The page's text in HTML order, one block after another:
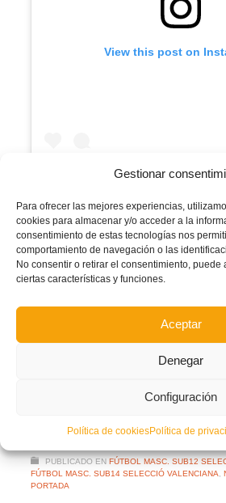
Gestionar
Para ofrecer las mejores experiencias,
cookies para almacenar y/o acceder a la
consentimiento de estas tecnologías nos
comportamiento de navegación o las
No consentir o retirar el consentimiento, puede
ciertas características y funciones.
Aceptar
Denegar
Configuración
Política de cookiesPolítica de
View this post on
A post shared by FFCV
Facebook
TwitterCompartir
SELECCIÓ VALENCIANA
SELECCIÓ VALENCIANA MASCULINA SUB12
PUBLICADO EN FÚTBOL MASC. SUB12
FÚTBOL MASC. SUB14 SELECCIÓ VALENCIANA
PORTADA